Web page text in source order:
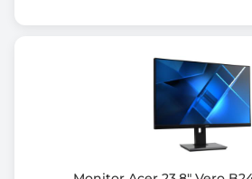
Wyjście słuchawkowe